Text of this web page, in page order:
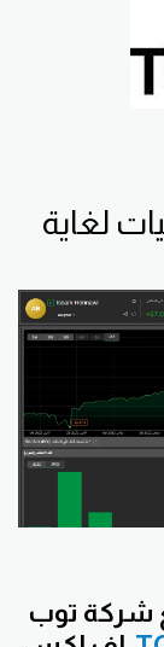
لغاية
شركة توب